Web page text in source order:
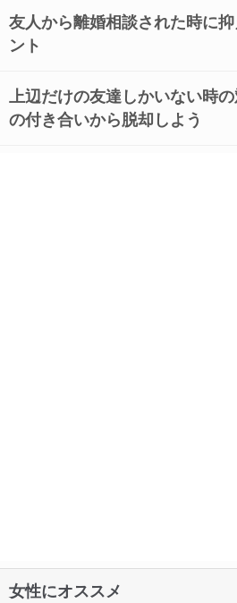
友人から離婚相談された時に
ント
上辺だけの友達しかいない時
の付き合いから脱却しよう
女性にオススメ